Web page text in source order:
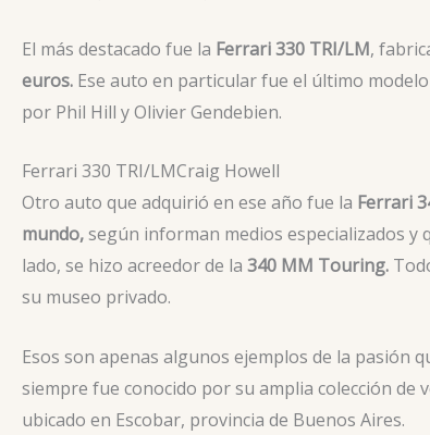
El más destacado fue la Ferrari 330 TRI/LM,
euros. Ese auto en particular fue el último
por Phil Hill y Olivier Gendebien.
Ferrari 330 TRI/LMCraig Howell
Otro auto que adquirió en ese año fue la Ferrari
mundo,según informan medios especializados y
lado, se hizo acreedor de la 340 MM Touring.
su museo privado.
Esos son apenas algunos ejemplos de la pasión
siempre fue conocido por su amplia colección de
ubicado en Escobar, provincia de Buenos Aires.